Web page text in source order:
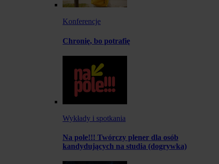
Konferencje
Chronię, bo potrafię
Wykłady i spotkania
Na pole!!! Twórczy plener dla osób
kandydujących na studia (dogrywka)